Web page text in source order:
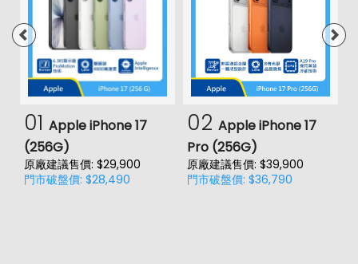
01 Apple iPhone 17
(256G)
原廠建議售價: $29,900
門市破盤價: $28,490
02 Apple iPhone 17
Pro (256G)
原廠建議售價: $39,900
門市破盤價: $36,790